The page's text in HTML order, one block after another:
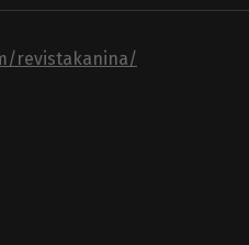
revistakanina/